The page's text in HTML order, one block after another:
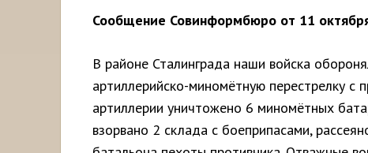
Сообщение Совинформбюро от 11
В районе Сталинграда наши войска
артиллерийско-миномётную перестрелку с
артиллерии уничтожено 6 миномётных
взорвано 2 склада с боеприпасами,